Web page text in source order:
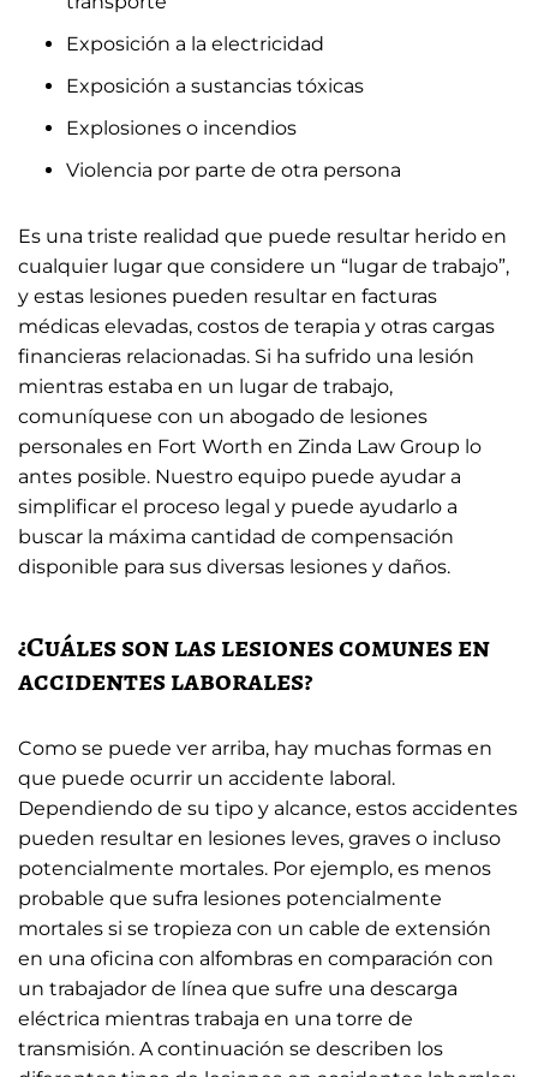
Exposición a la electricidad
Exposición a sustancias tóxicas
Explosiones o incendios
Violencia por parte de otra persona
Es una triste realidad que puede resultar herido en
cualquier lugar que considere un “lugar de trabajo”,
y estas lesiones pueden resultar en facturas
médicas elevadas, costos de terapia y otras cargas
financieras relacionadas. Si ha sufrido una lesión
mientras estaba en un lugar de trabajo,
comuníquese con un abogado de lesiones
personales en Fort Worth en Zinda Law Group lo
antes posible. Nuestro equipo puede ayudar a
simplificar el proceso legal y puede ayudarlo a
buscar la máxima cantidad de compensación
disponible para sus diversas lesiones y daños.
¿Cuáles son las lesiones comunes en
accidentes laborales?
Como se puede ver arriba, hay muchas formas en
que puede ocurrir un accidente laboral.
Dependiendo de su tipo y alcance, estos accidentes
pueden resultar en lesiones leves, graves o incluso
potencialmente mortales. Por ejemplo, es menos
probable que sufra lesiones potencialmente
mortales si se tropieza con un cable de extensión
en una oficina con alfombras en comparación con
un trabajador de línea que sufre una descarga
eléctrica mientras trabaja en una torre de
transmisión. A continuación se describen los